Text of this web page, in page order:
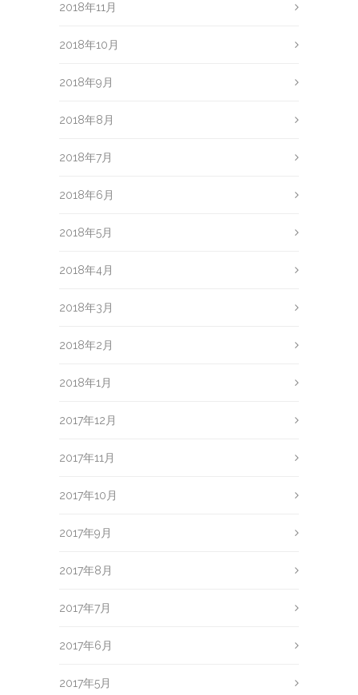
2018年11月
2018年10月
2018年9月
2018年8月
2018年7月
2018年6月
2018年5月
2018年4月
2018年3月
2018年2月
2018年1月
2017年12月
2017年11月
2017年10月
2017年9月
2017年8月
2017年7月
2017年6月
2017年5月